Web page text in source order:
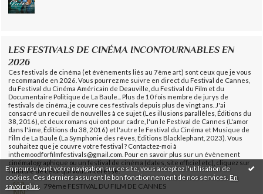
En poursuivant votre navigation sur ce site, vous acceptez l'utilisation de
cookies. Ces derniers assurent le bon fonctionnement de nos services. En
savoir plus
LES FESTIVALS DE CINÉMA INCONTOURNABLES EN
2026
Ces festivals de cinéma (et évènements liés au 7ème art) sont ceux que je vous
recommande en 2026. Vous pourrez me suivre en direct du Festival de Cannes,
du Festival du Cinéma Américain de Deauville, du Festival du Film et du
Documentaire Politique de La Baule... Plus de 10 fois membre de jurys de
festivals de cinéma, je couvre ces festivals depuis plus de vingt ans. J'ai
consacré un recueil de nouvelles à ce sujet (Les illusions parallèles, Éditions du
38, 2016), et deux romans qui ont pour cadre, l'un le Festival de Cannes (L'amor
dans l'âme, Éditions du 38, 2016) et l'autre le Festival du Cinéma et Musique de
Film de La Baule (La Symphonie des rêves, Éditions Blacklephant, 2023). Vous
souhaitez que je couvre votre festival ? Contactez-moi à
inthemoodforfilmfestivals@gmail.com. Pour en savoir plus sur un évènement
cinématographique ou un festival de cinéma (dates, site officiel etc), cliquez sur
l'intitulé de celui qui vous intéresse.
79ème FESTIVAL DU FILM DE CANNES